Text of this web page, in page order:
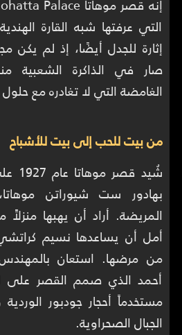
التي عرفتها شبه القارة
إثارة للجدل أيضًا، إذ لم يكن
صار في الذاكرة الشعبية
الغامضة التي لا تغادره مع حلول
من بيت للحب إلى بيت للأشباح
بهادور ست شيوراتن
المريضة. أراد أن يهبها
أمل أن يساعدها نسيم
من مرضها. استعان
أحمد الذي صمم القصر على
مستخدماً أحجار جودبور
الجبال الصحراوية.